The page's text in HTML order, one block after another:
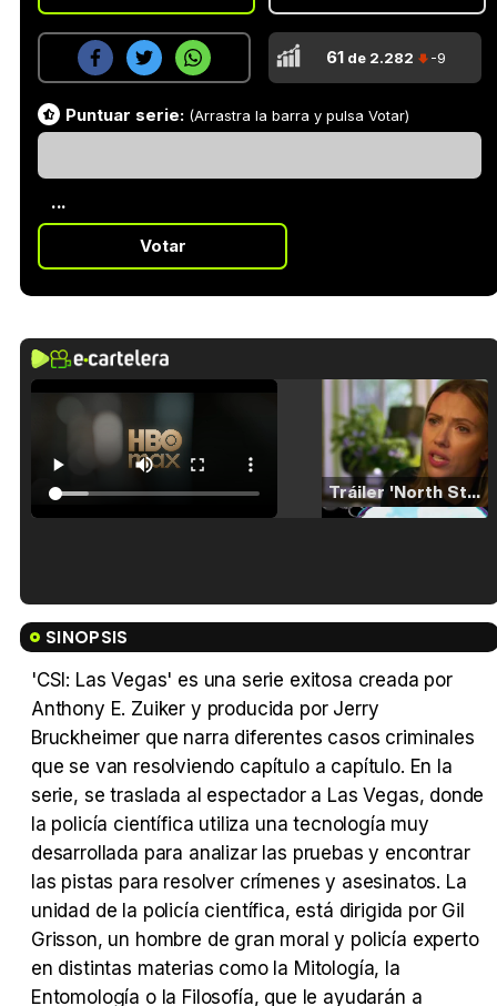
61 de 2.282 -9
Puntuar serie: (Arrastra la barra y pulsa Votar)
...
Votar
Tráiler 'North Star' (2023)
Tráiler en español de 'La isla olvidada'
Tráiler 'Vida perra' (2026)
Tráiler Oficial en VOSE 'The Audacity'
SINOPSIS
'CSI: Las Vegas' es una serie exitosa creada por
Anthony E. Zuiker y producida por Jerry
Bruckheimer que narra diferentes casos criminales
que se van resolviendo capítulo a capítulo. En la
serie, se traslada al espectador a Las Vegas, donde
la policía científica utiliza una tecnología muy
desarrollada para analizar las pruebas y encontrar
las pistas para resolver crímenes y asesinatos. La
unidad de la policía científica, está dirigida por Gil
Grisson, un hombre de gran moral y policía experto
en distintas materias como la Mitología, la
Entomología o la Filosofía, que le ayudarán a